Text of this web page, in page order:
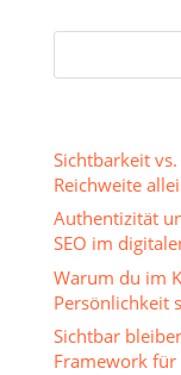
Sichtbarkeit
Reichweite
Authentizität
SEO im
Warum du im
Persönlichkeit
Sichtbar
Framework